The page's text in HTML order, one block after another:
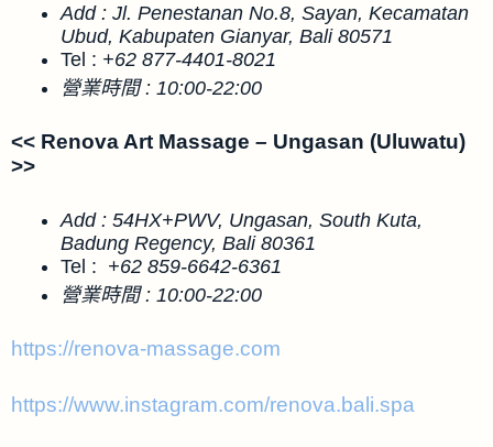
Add : Jl. Penestanan No.8, Sayan, Kecamatan
Ubud, Kabupaten Gianyar, Bali 80571
Tel : +62 877-4401-8021
營業時間 : 10:00-22:00
<< Renova Art Massage – Ungasan (Uluwatu)
>>
Add : 54HX+PWV, Ungasan, South Kuta,
Badung Regency, Bali 80361
Tel : +62 859-6642-6361
營業時間 : 10:00-22:00
https://renova-massage.com
https://www.instagram.com/renova.bali.spa